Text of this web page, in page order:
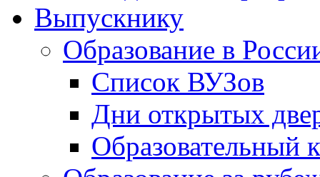
Выпускнику
Образование в
Список ВУЗов
Дни открытых
Образовательный